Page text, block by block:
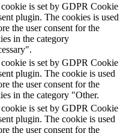
is set by GDPR Cookie
plugin. The cookies is used
the user consent for the
in the category
is set by GDPR Cookie
plugin. The cookie is used
the user consent for the
in the category "Other.
is set by GDPR Cookie
plugin. The cookie is used
the user consent for the